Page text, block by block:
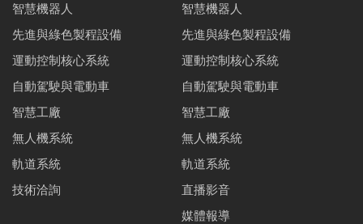
智慧機器人
先進與綠色製程設備
運動控制核心系統
自動駕駛與電動車
智慧工廠
無人機系統
軌道系統
技術洽詢
智慧機器人
先進與綠色製程設備
運動控制核心系統
自動駕駛與電動車
智慧工廠
無人機系統
軌道系統
直播影音
媒體報導